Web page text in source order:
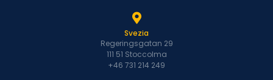
Svezia
Regeringsgatan 29
111 51 Stoccolma
+46 731 214 249